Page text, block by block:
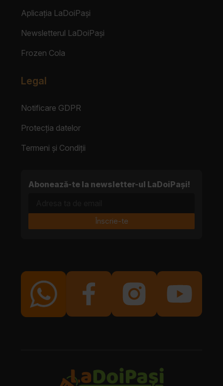
Aplicația LaDoiPași
Newsletterul LaDoiPași
Frozen Cola
Legal
Notificare GDPR
Protecția datelor
Termeni și Condiții
Abonează-te la newsletter-ul LaDoiPași!
Înscrie-te